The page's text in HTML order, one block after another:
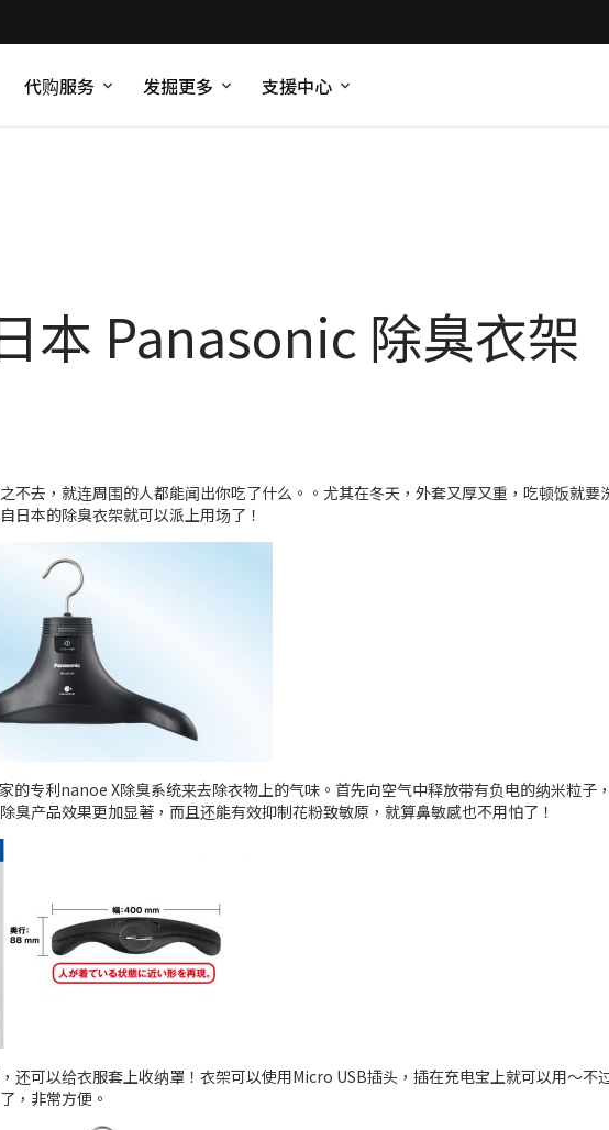
代购服务 发掘更多 支援中心
本 Panasonic 除臭衣架
不去，就连周围的人都能闻出你吃了什么。。尤其在冬天，外套又厚又重，吃顿饭就
日本的除臭衣架就可以派上用场了！
的专利nanoe X除臭系统来去除衣物上的气味。首先向空气中释放带有负电的纳米粒子
臭产品效果更加显著，而且还能有效抑制花粉致敏原，就算鼻敏感也不用怕了！
还可以给衣服套上收纳罩！衣架可以使用Micro USB插头，插在充电宝上就可以用～
，非常方便。